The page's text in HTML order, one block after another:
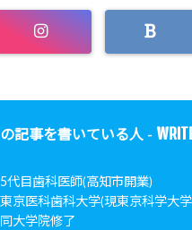
記事を書いている人 -
5代目歯科医師(高知市開業)
東京医科歯科大学(現東京科学大学
同大学院修了